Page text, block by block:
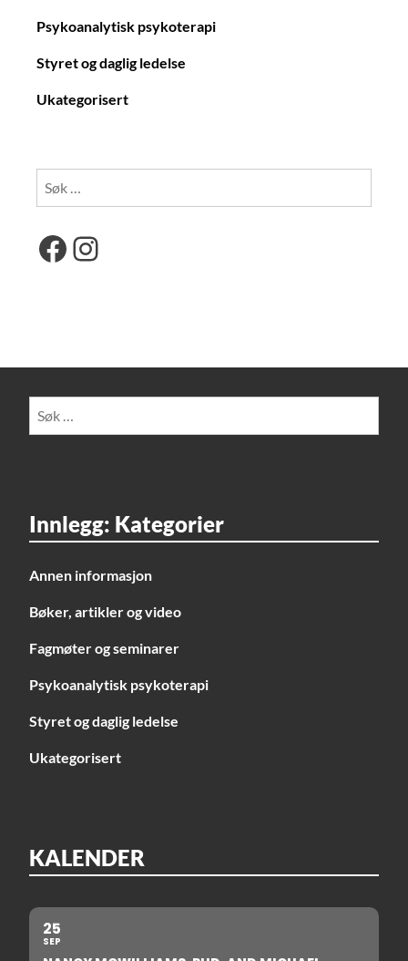
Psykoanalytisk psykoterapi
Styret og daglig ledelse
Ukategorisert
Facebook
Instagram
Innlegg: Kategorier
Annen informasjon
Bøker, artikler og video
Fagmøter og seminarer
Psykoanalytisk psykoterapi
Styret og daglig ledelse
Ukategorisert
KALENDER
25
SEP